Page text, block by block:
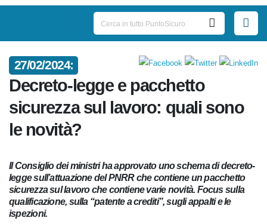
27/02/2024:
Decreto-legge e pacchetto
sicurezza sul lavoro: quali sono
le novità?
Il Consiglio dei ministri ha approvato uno schema di decreto-
legge sull’attuazione del PNRR che contiene un pacchetto
sicurezza sul lavoro che contiene varie novità. Focus sulla
qualificazione, sulla “patente a crediti”, sugli appalti e le
ispezioni.